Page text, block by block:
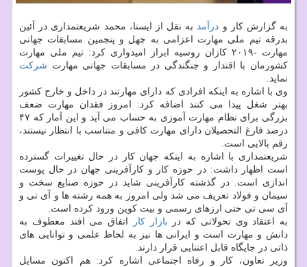
به گزارش كار و درآمدبه نقل از ایسنا، محمد شریعتمداری در آئین
بدرقه تیم ملی مهارت اعزامی به چهل و پنجمین مسابقات جهانی
مهارت -۲۰۱۹ كازان روسیه ابراز امیدواری كرد: تیم ملی مهارت
كشورمان با اقتدار و جنگندگی در مسابقات جهانی مهارت شركت
نماید.
وی با اشاره به اینكه افرادی كه دارای مهارتند در داخل و خارج كشور
بهتر شغل پیدا می كنند اضافه كرد: امروز فقدان مهارت ضعف
بزرگی برای نظام مهارت آموزی به حساب می آید و این آمار كه ۴۷
درصد فارغ التحصیلان دارای مهارت كافی و متناسب با انتظار نیستند،
رقم بالایی است.
شریعتمداری با اشاره به اینكه جهان كار در حال تغییرات گسترده
است اظهار داشت: در حوزه كار و كارآفرینی جهان در حال پوست
اندازی است. در گذشته كارآفرینی شاید در حوزه صنایع سخت و
سیمان و فولاد تعریف می شد ولی امروز به همه رشته ها و آی تی و
آی سی تی حتی ارزهای رسمی و بیت كوین ورود كرده است.
به اعتقاد وی تحولاتی كه در بازار كار
اتفاق می افتد معطوف به
دانش و مهارت است و ایرانی ها نیز به لحاظ علمی و توانایی های
ذاتی در جایگاه قابل اعتنایی قرار دارند.
وزیر تعاون، كار و رفاه اجتماعی اشاره كرد: هم اكنون مسایل